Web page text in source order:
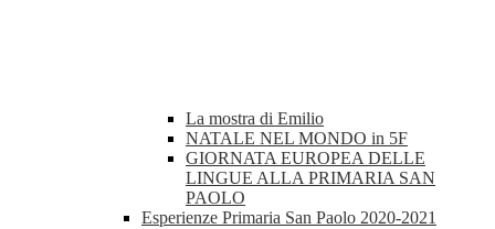
La mostra di Emilio
NATALE NEL MONDO in 5F
GIORNATA EUROPEA DELLE
LINGUE ALLA PRIMARIA SAN
PAOLO
Esperienze Primaria San Paolo 2020-2021